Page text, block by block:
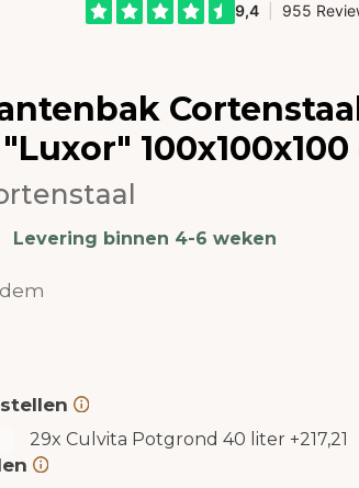
100x100x100
Levering binnen 4-6 weken
29x Culvita Potgrond 40 liter +217,21